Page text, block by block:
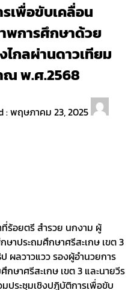
เพื่อขับเคลื่อน
พการศึกษาด้วย
ไกลผ่านดาวเทียม
ณ พ.ศ.2568
:พฤษภาคม 23, 2025
ร้อยตรี สำรวย นกงาม ผู้
าประถมศึกษาศรีสะเกษ เขต 3
ผลวาวแวว รองผู้อำนวยการ
ษาศรีสะเกษ เขต 3 และนายวีร
ประชุมเชิงปฏิบัติการเพื่อขับ